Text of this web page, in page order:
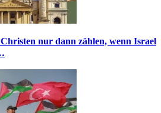
nur dann zählen, wenn Israel